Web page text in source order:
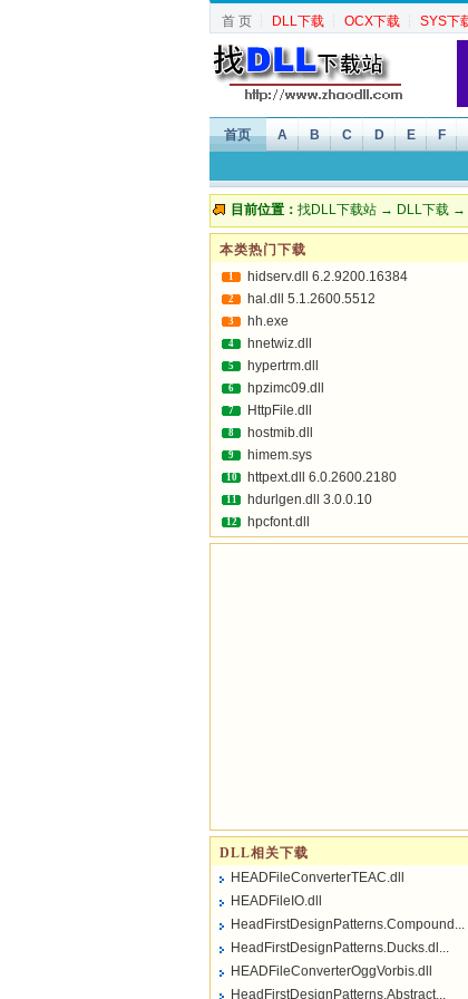
首 页┆ DLL下载┆ OCX下载┆ SYS下
首页 A B C D E F
目前位置： 找DLL下载站→ DLL下载→
本类热门下载
1 hidserv.dll 6.2.9200.16384
2 hal.dll 5.1.2600.5512
3 hh.exe
4 hnetwiz.dll
5 hypertrm.dll
6 hpzimc09.dll
7 HttpFile.dll
8 hostmib.dll
9 himem.sys
10 httpext.dll 6.0.2600.2180
11 hdurlgen.dll 3.0.0.10
12 hpcfont.dll
DLL相关下载
HEADFileConverterTEAC.dll
HEADFileIO.dll
HeadFirstDesignPatterns.Compound...
HeadFirstDesignPatterns.Ducks.dl...
HEADFileConverterOggVorbis.dll
HeadFirstDesignPatterns.Abstract...